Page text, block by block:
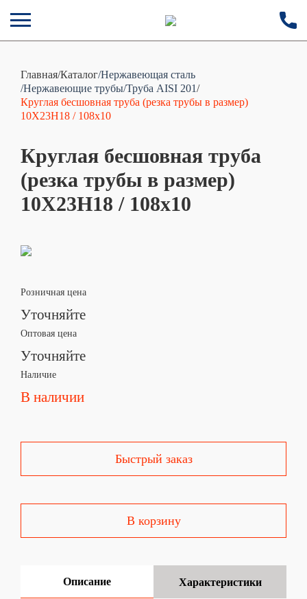
Главная/Каталог/Нержавеющая сталь
/Нержавеющие трубы/Труба AISI 201/
Круглая бесшовная труба (резка трубы в размер)
10Х23Н18 / 108х10
Круглая бесшовная труба
(резка трубы в размер)
10Х23Н18 / 108х10
Розничная цена
Уточняйте
Оптовая цена
Уточняйте
Наличие
В наличии
Быстрый заказ
В корзину
Описание Характеристики